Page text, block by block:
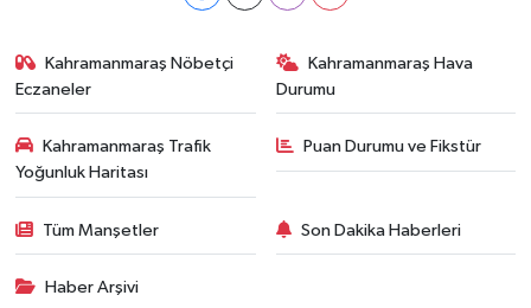
Kahramanmaraş Nöbetçi
Eczaneler
Kahramanmaraş Hava
Durumu
Kahramanmaraş Trafik
Yoğunluk Haritası
Puan Durumu ve Fikstür
Tüm Manşetler Son Dakika Haberleri
Haber Arşivi